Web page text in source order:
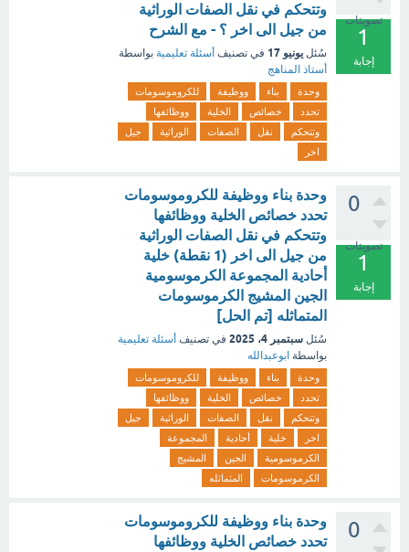
تصويتات
1
إجابة
وتتحكم في نقل الصفات الوراثية
من جيل الى اخر ؟ - مع الشرح
سُئل يونيو 17 في تصنيف أسئلة تعليمية بواسطة
أستاذ المناهج
وحدة بناء ووظيفة
للكروموسومات
تحدد
خصائص الخلية
ووظائفها
وتتحكم
نقل الصفات الوراثية
جيل
اخر
0
تصويتات
1
إجابة
وحدة بناء ووظيفة للكروموسومات
تحدد خصائص الخلية ووظائفها
وتتحكم في نقل الصفات الوراثية
من جيل الى اخر (1 نقطة) خلية
أحادية المجموعة الكرموسومية
الجين المشيج الكرموسومات
المتماثله [تم الحل]
سُئل سبتمبر 4، 2025 في تصنيف أسئلة تعليمية
بواسطة ابوعبدالله
وحدة بناء ووظيفة
للكروموسومات
تحدد
خصائص الخلية
ووظائفها
وتتحكم
نقل الصفات الوراثية
جيل
اخر
خلية أحادية
المجموعة
الكرموسومية
الجين
المشيج
الكرموسومات
المتماثله
0
وحدة بناء ووظيفة للكروموسومات
تحدد خصائص الخلية ووظائفها